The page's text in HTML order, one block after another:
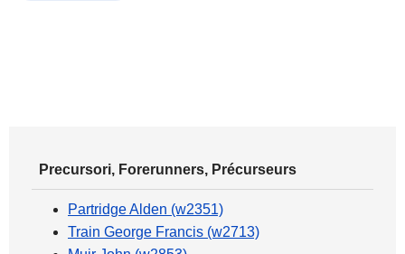
Precursori, Forerunners, Précurseurs
Partridge Alden (w2351)
Train George Francis (w2713)